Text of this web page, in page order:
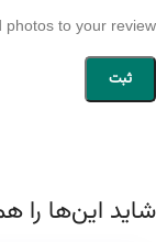
to your review.
شاید این‌ها را